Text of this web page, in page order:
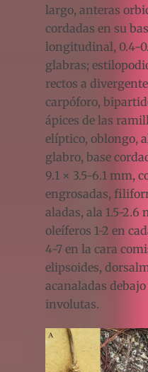
largo, anteras
cordadas en su
longitudinal, 0.4-
glabras;
rectos a
carpóforo,
ápices de las
elíptico, oblongo,
glabro, base
9.1 × 3.5-6.1 mm,
engrosadas,
aladas, ala 1.5-2.6
oleíferos 1-2 en
4-7 en la cara
elipsoides,
acanaladas
involutas.